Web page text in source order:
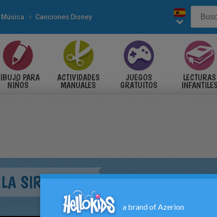
Música Canciones Disney
PARA
NIÑOS
ACTIVIDADES
MANUALES
JUEGOS
GRATUITOS
LECTURAS
SIRENITA